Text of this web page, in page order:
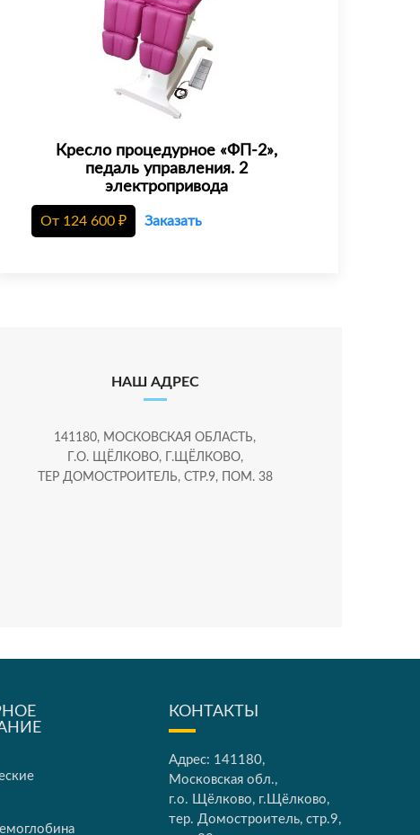
Кресло процедурное «ФП-2»,
педаль управления. 2
электропривода
От 124 600 ₽ Заказать
НАШ АДРЕС
141180, МОСКОВСКАЯ ОБЛАСТЬ,
Г.О. ЩЁЛКОВО, Г.ЩЁЛКОВО,
ТЕР ДОМОСТРОИТЕЛЬ, СТР.9, ПОМ. 38
КОНТАКТЫ
Адрес: 141180,
Московская обл.,
г.о. Щёлково, г.Щёлково,
тер. Домостроитель, стр.9,